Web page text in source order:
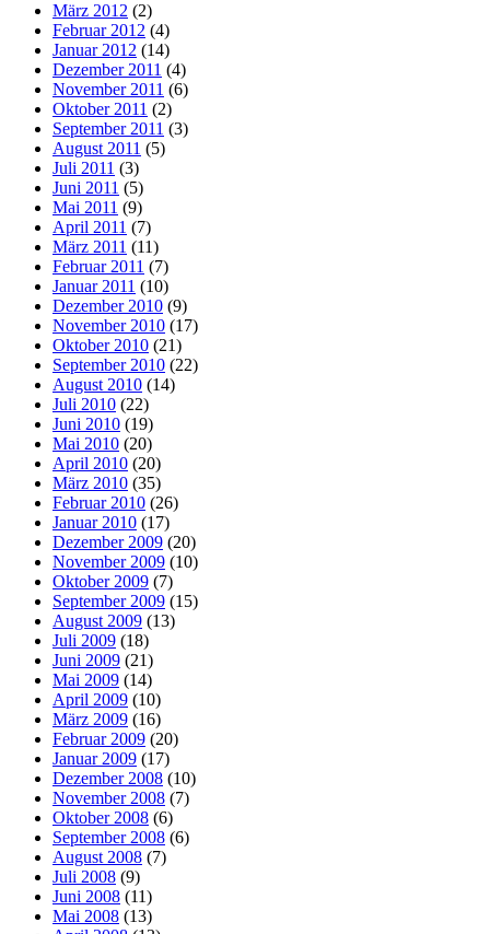
März 2012 (2)
Februar 2012 (4)
Januar 2012 (14)
Dezember 2011 (4)
November 2011 (6)
Oktober 2011 (2)
September 2011 (3)
August 2011 (5)
Juli 2011 (3)
Juni 2011 (5)
Mai 2011 (9)
April 2011 (7)
März 2011 (11)
Februar 2011 (7)
Januar 2011 (10)
Dezember 2010 (9)
November 2010 (17)
Oktober 2010 (21)
September 2010 (22)
August 2010 (14)
Juli 2010 (22)
Juni 2010 (19)
Mai 2010 (20)
April 2010 (20)
März 2010 (35)
Februar 2010 (26)
Januar 2010 (17)
Dezember 2009 (20)
November 2009 (10)
Oktober 2009 (7)
September 2009 (15)
August 2009 (13)
Juli 2009 (18)
Juni 2009 (21)
Mai 2009 (14)
April 2009 (10)
März 2009 (16)
Februar 2009 (20)
Januar 2009 (17)
Dezember 2008 (10)
November 2008 (7)
Oktober 2008 (6)
September 2008 (6)
August 2008 (7)
Juli 2008 (9)
Juni 2008 (11)
Mai 2008 (13)